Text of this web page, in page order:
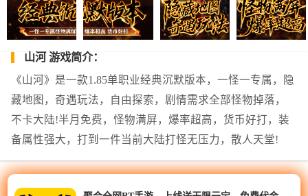
山河 游戏简介：
《山河》是一款1.85单职业经典沉默版本，一怪一专属，隐
藏地图，奇遇玩法，自由探索，剧情需求全部怪物掉落，
不卡大陆!半月免费，怪物满屏，爆率超高，货币好打，装
备属性强大，打到一件当前大陆打怪无压力，散人天堂!